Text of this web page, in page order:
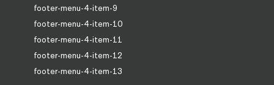
footer-menu-4-item-9
footer-menu-4-item-10
footer-menu-4-item-11
footer-menu-4-item-12
footer-menu-4-item-13